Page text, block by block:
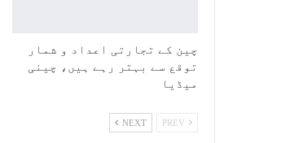
چین کے تجارتی اعداد و شمار
توقع سے بہتر رہے ہیں، چینی
میڈیا
NEXT